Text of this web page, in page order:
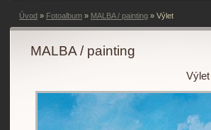
Úvod » Fotoalbum » MALBA / painting » Výlet
MALBA / painting
Výlet